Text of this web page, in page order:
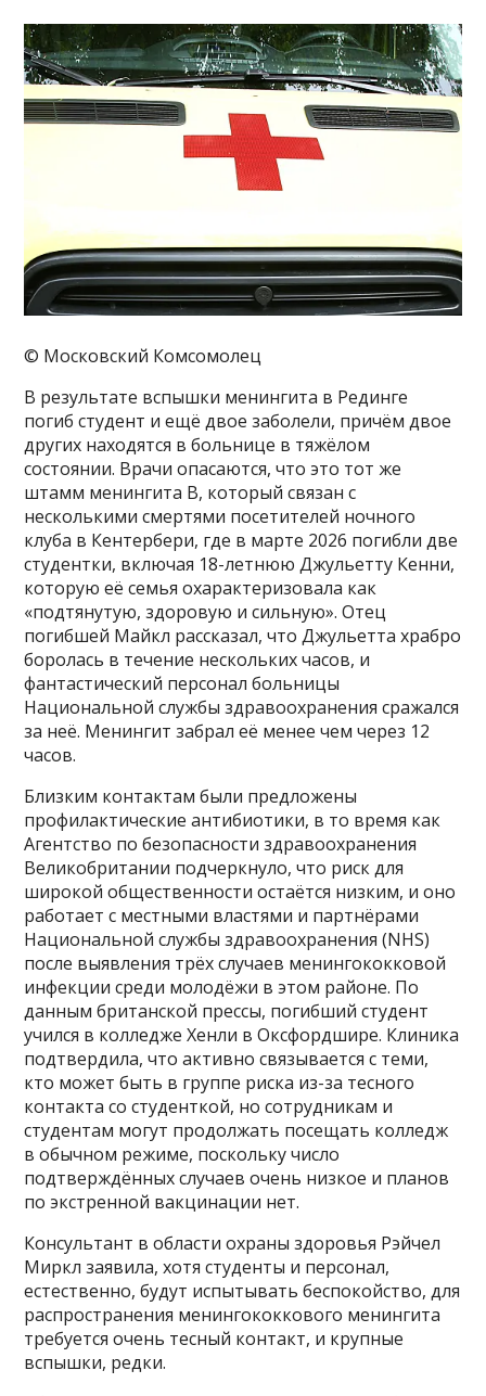
© Московский Комсомолец
В результате вспышки менингита в Рединге
погиб студент и ещё двое заболели, причём двое
других находятся в больнице в тяжёлом
состоянии. Врачи опасаются, что это тот же
штамм менингита В, который связан с
несколькими смертями посетителей ночного
клуба в Кентербери, где в марте 2026 погибли две
студентки, включая 18-летнюю Джульетту Кенни,
которую её семья охарактеризовала как
«подтянутую, здоровую и сильную». Отец
погибшей Майкл рассказал, что Джульетта храбро
боролась в течение нескольких часов, и
фантастический персонал больницы
Национальной службы здравоохранения сражался
за неё. Менингит забрал её менее чем через 12
часов.
Близким контактам были предложены
профилактические антибиотики, в то время как
Агентство по безопасности здравоохранения
Великобритании подчеркнуло, что риск для
широкой общественности остаётся низким, и оно
работает с местными властями и партнёрами
Национальной службы здравоохранения (NHS)
после выявления трёх случаев менингококковой
инфекции среди молодёжи в этом районе. По
данным британской прессы, погибший студент
учился в колледже Хенли в Оксфордшире. Клиника
подтвердила, что активно связывается с теми,
кто может быть в группе риска из-за тесного
контакта со студенткой, но сотрудникам и
студентам могут продолжать посещать колледж
в обычном режиме, поскольку число
подтверждённых случаев очень низкое и планов
по экстренной вакцинации нет.
Консультант в области охраны здоровья Рэйчел
Миркл заявила, хотя студенты и персонал,
естественно, будут испытывать беспокойство, для
распространения менингококкового менингита
требуется очень тесный контакт, и крупные
вспышки, редки.